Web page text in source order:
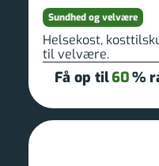
Sundhed og velvære
Helsekost,
til velvære.
Få op til60%